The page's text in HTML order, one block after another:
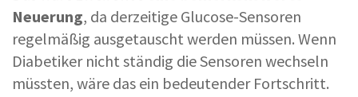
Neuerung, da derzeitige Glucose-Sensoren
regelmäßig ausgetauscht werden müssen. Wenn
Diabetiker nicht ständig die Sensoren wechseln
müssten, wäre das ein bedeutender Fortschritt.